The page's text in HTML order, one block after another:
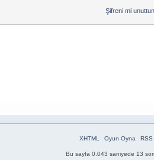
Şifreni mi
XHTML Oyun Oyna RSS
Bu sayfa 0.043 saniyede 13